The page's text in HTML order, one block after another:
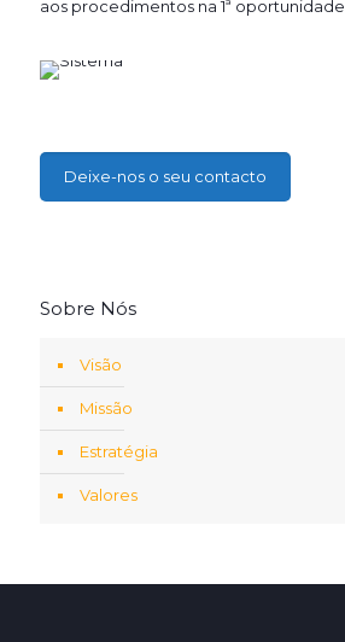
aos procedimentos na 1ª oportunidade.
Deixe-nos o seu contacto
Sobre Nós
Visão
Missão
Estratégia
Valores